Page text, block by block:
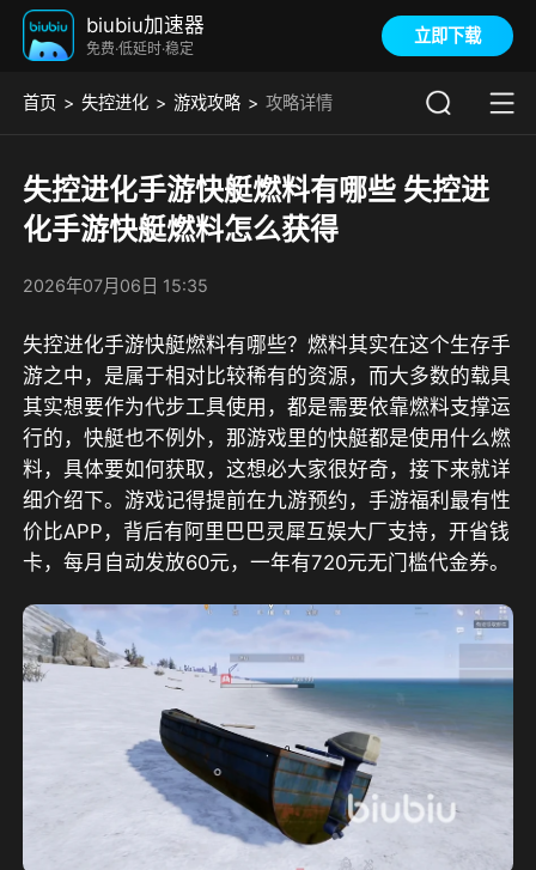
biubiu加速器
免费·低延时·稳定
立即下载
首页 失控进化 游戏攻略 攻略详情
失控进化手游快艇燃料有哪些 失控进
化手游快艇燃料怎么获得
2026年07月06日 15:35
失控进化手游快艇燃料有哪些？燃料其实在这个生存手
游之中，是属于相对比较稀有的资源，而大多数的载具
其实想要作为代步工具使用，都是需要依靠燃料支撑运
行的，快艇也不例外，那游戏里的快艇都是使用什么燃
料，具体要如何获取，这想必大家很好奇，接下来就详
细介绍下。游戏记得提前在九游预约，手游福利最有性
价比APP，背后有阿里巴巴灵犀互娱大厂支持，开省钱
卡，每月自动发放60元，一年有720元无门槛代金券。